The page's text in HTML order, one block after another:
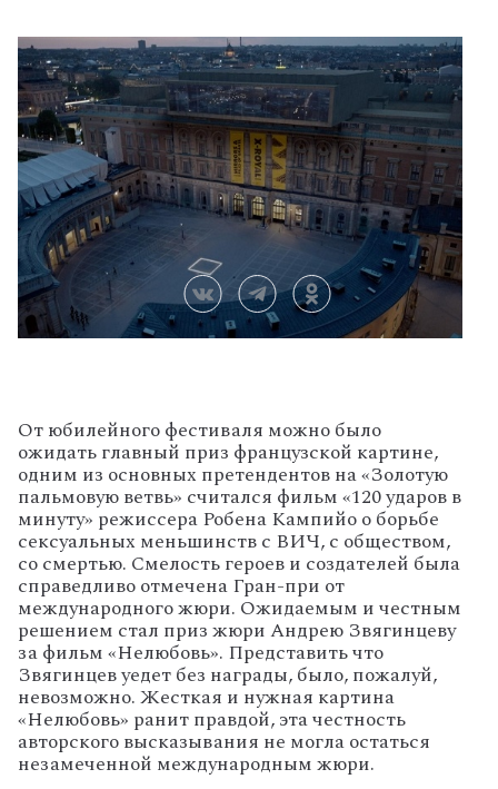
От юбилейного фестиваля можно было
ожидать главный приз французской картине,
одним из основных претендентов на «Золотую
пальмовую ветвь» считался фильм «120 ударов в
минуту» режиссера Робена Кампийо о борьбе
сексуальных меньшинств с ВИЧ, с обществом,
со смертью. Смелость героев и создателей была
справедливо отмечена Гран-при от
международного жюри. Ожидаемым и честным
решением стал приз жюри Андрею Звягинцеву
за фильм «Нелюбовь». Представить что
Звягинцев уедет без награды, было, пожалуй,
невозможно. Жесткая и нужная картина
«Нелюбовь» ранит правдой, эта честность
авторского высказывания не могла остаться
незамеченной международным жюри.